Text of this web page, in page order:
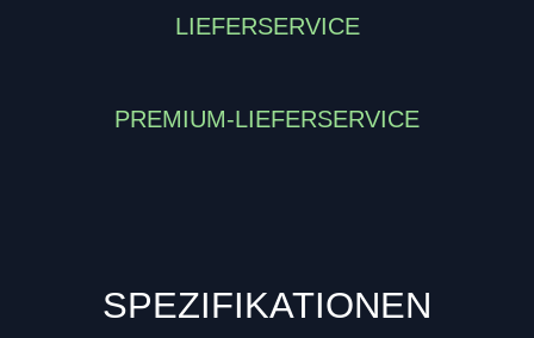
LIEFERSERVICE
PREMIUM-LIEFERSERVICE
SPEZIFIKATIONEN